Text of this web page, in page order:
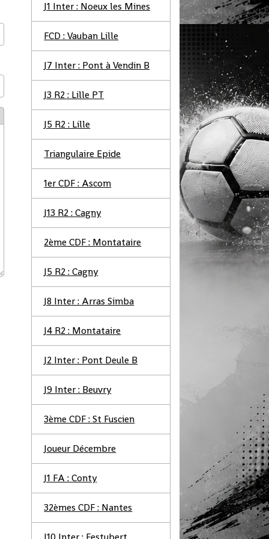
J1 Inter : Noeux les Mines
FCD : Vauban Lille
J7 Inter : Pont à Vendin B
J3 R2 : Lille PT
J5 R2 : Lille
Triangulaire Epide
1er CDF : Ascom
J13 R2 : Cagny
2ème CDF : Montataire
J5 R2 : Cagny
J8 Inter : Arras Simba
J4 R2 : Montataire
J2 Inter : Pont Deule B
J9 Inter : Beuvry
3ème CDF : St Fuscien
Joueur Décembre
J1 FA : Conty
32èmes CDF : Nantes